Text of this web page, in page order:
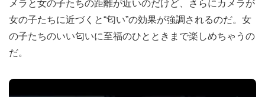
メラと女の子たちの距離が近いのだけど、さらにカメラが
女の子たちに近づくと“匂い”の効果が強調されるのだ。女
の子たちのいい匂いに至福のひとときまで楽しめちゃうの
だ。